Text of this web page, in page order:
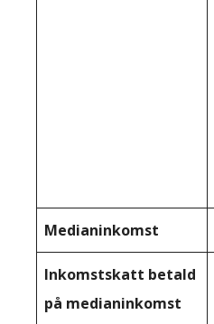
Medianinkomst
Inkomstskatt betald
på medianinkomst